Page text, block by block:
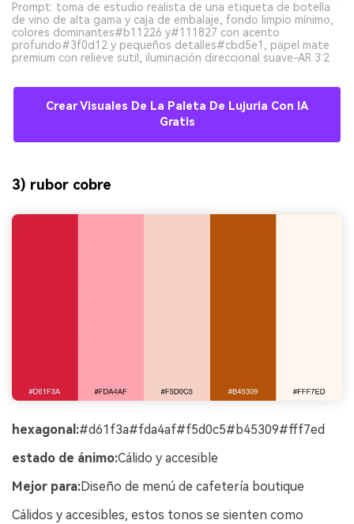
Prompt: toma de estudio realista de una etiqueta de botella
de vino de alta gama y caja de embalaje, fondo limpio mínimo,
colores dominantes#b11226 y#111827 con acento
profundo#3f0d12 y pequeños detalles#cbd5e1, papel mate
premium con relieve sutil, iluminación direccional suave-AR 3:2
Crear Visuales De La Paleta De Lujuria Con IA
Gratis
3) rubor cobre
hexagonal:#d61f3a#fda4af#f5d0c5#b45309#fff7ed
estado de ánimo:Cálido y accesible
Mejor para:Diseño de menú de cafetería boutique
Cálidos y accesibles, estos tonos se sienten como